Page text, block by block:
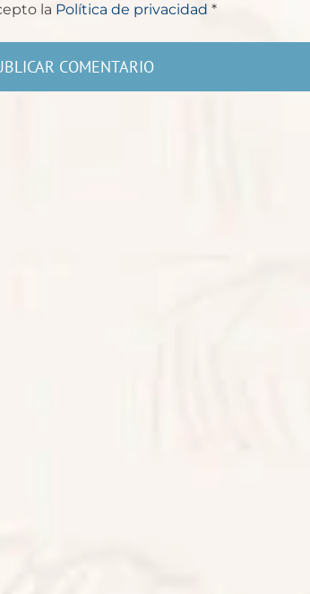
la Política de privacidad*